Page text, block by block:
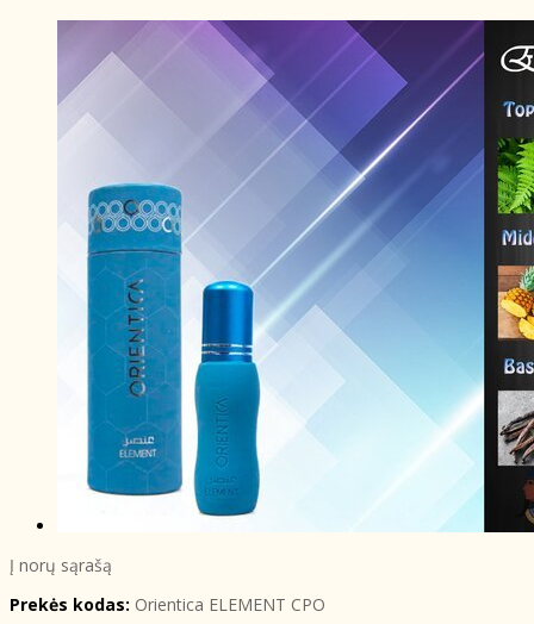
Į norų sąrašą
Prekės kodas: Orientica ELEMENT CPO